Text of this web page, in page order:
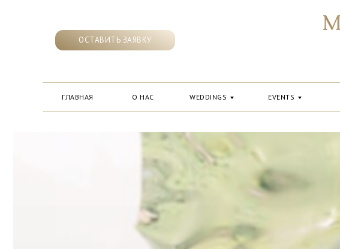
О НАС EVENTS
WEDDINGS
ГЛАВНАЯ
ОСТАВИТЬ ЗАЯВКУ